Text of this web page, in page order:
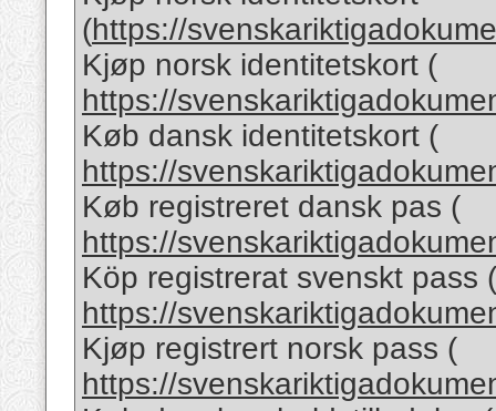
(https://
Kjøp norsk identitetskort (
https://
Køb dansk identitetskort (
https://
Køb registreret dansk pas (
https://
Köp registrerat svenskt pass (
https://
Kjøp registrert norsk pass (
https://